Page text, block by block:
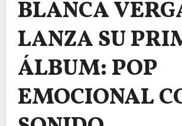
BLANCA
LANZA SU
ÁLBUM: POP
EMOCIONAL